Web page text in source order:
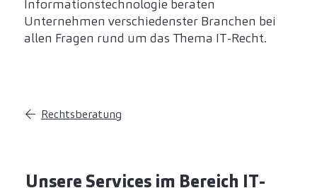
Informationstechnologie beraten
Unternehmen verschiedenster Branchen bei
allen Fragen rund um das Thema IT-Recht.
Rechtsberatung
Unsere Services im Bereich IT-